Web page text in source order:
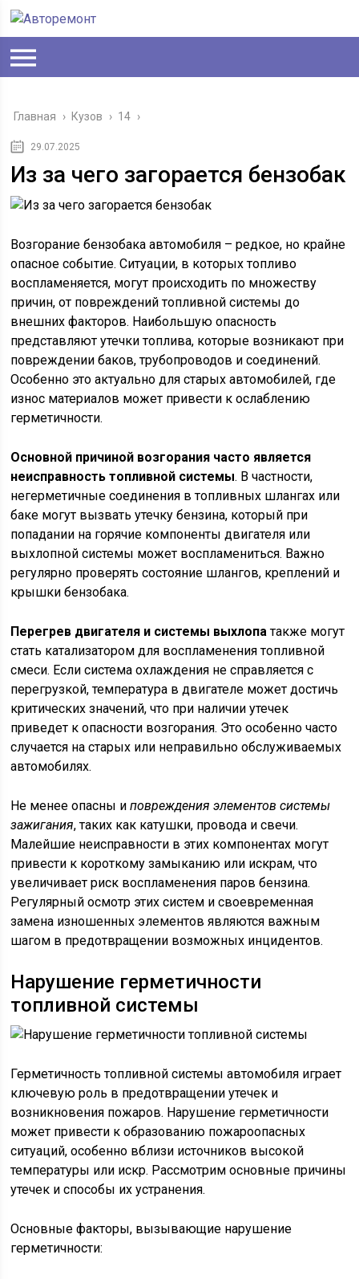
Главная › Кузов › 14 ›
29.07.2025
Из за чего загорается бензобак
Возгорание бензобака автомобиля – редкое, но крайне
опасное событие. Ситуации, в которых топливо
воспламеняется, могут происходить по множеству
причин, от повреждений топливной системы до
внешних факторов. Наибольшую опасность
представляют утечки топлива, которые возникают при
повреждении баков, трубопроводов и соединений.
Особенно это актуально для старых автомобилей, где
износ материалов может привести к ослаблению
герметичности.
Основной причиной возгорания часто является
неисправность топливной системы. В частности,
негерметичные соединения в топливных шлангах или
баке могут вызвать утечку бензина, который при
попадании на горячие компоненты двигателя или
выхлопной системы может воспламениться. Важно
регулярно проверять состояние шлангов, креплений и
крышки бензобака.
Перегрев двигателя и системы выхлопатакже могут
стать катализатором для воспламенения топливной
смеси. Если система охлаждения не справляется с
перегрузкой, температура в двигателе может достичь
критических значений, что при наличии утечек
приведет к опасности возгорания. Это особенно часто
случается на старых или неправильно обслуживаемых
автомобилях.
Не менее опасны иповреждения элементов системы
зажигания, таких как катушки, провода и свечи.
Малейшие неисправности в этих компонентах могут
привести к короткому замыканию или искрам, что
увеличивает риск воспламенения паров бензина.
Регулярный осмотр этих систем и своевременная
замена изношенных элементов являются важным
шагом в предотвращении возможных инцидентов.
Нарушение герметичности
топливной системы
Герметичность топливной системы автомобиля играет
ключевую роль в предотвращении утечек и
возникновения пожаров. Нарушение герметичности
может привести к образованию пожароопасных
ситуаций, особенно вблизи источников высокой
температуры или искр. Рассмотрим основные причины
утечек и способы их устранения.
Основные факторы, вызывающие нарушение
герметичности: